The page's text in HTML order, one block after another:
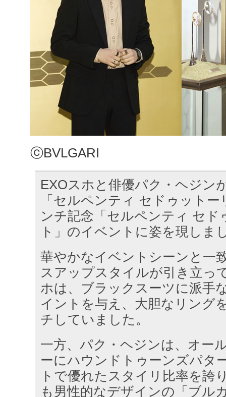
ⓒBVLGARI
EXOスホと俳優パク・ヘジン
「セルペンティ セドゥット
ンチ記念「セルペンティ セド
ト」のイベントに姿を現しま
華やかなイベントシーンと一
スアップスタイルが引き立っ
ホは、ブラックスーツに派手
イントを与え、大胆なリング
チしていました。
一方、パク・ヘジンは、オー
ーにハウンドトゥーンズパタ
トで優れたスタイリ比率を誇
も男性的なデザインの「ブル